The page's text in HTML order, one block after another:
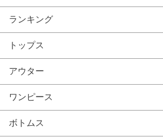
ランキング
トップス
アウター
ワンピース
ボトムス